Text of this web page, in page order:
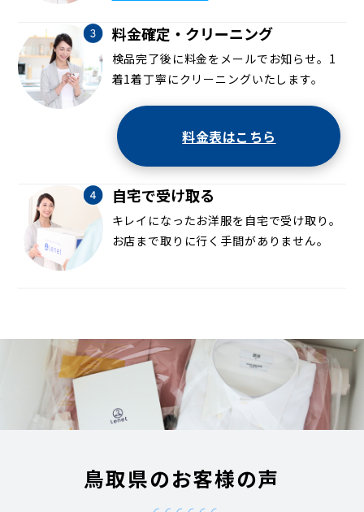
料金確定・クリーニング
検品完了後に料金をメールでお知らせ。1
着1着丁寧にクリーニングいたします。
料金表はこちら
自宅で受け取る
キレイになったお洋服を自宅で受け取り。
お店まで取りに行く手間がありません。
鳥取県のお客様の声